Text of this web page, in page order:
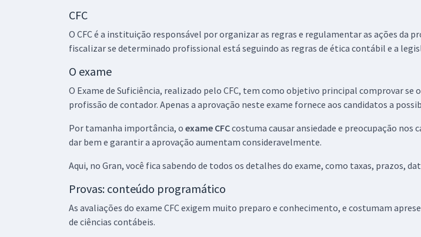
CFC
O CFC é a instituição responsável por organizar as regras e regulamentar as ações da
fiscalizar se determinado profissional está seguindo as regras de ética contábil e a
O exame
O Exame de Suficiência, realizado pelo CFC, tem como objetivo principal comprovar
profissão de contador. Apenas a aprovação neste exame fornece aos candidatos a
Por tamanha importância, o exame CFCcostuma causar ansiedade e preocupação nos
dar bem e garantir a aprovação aumentam consideravelmente.
Aqui, no Gran, você fica sabendo de todos os detalhes do exame, como taxas, prazos,
Provas: conteúdo programático
As avaliações do exame CFC exigem muito preparo e conhecimento, e costumam
de ciências contábeis.